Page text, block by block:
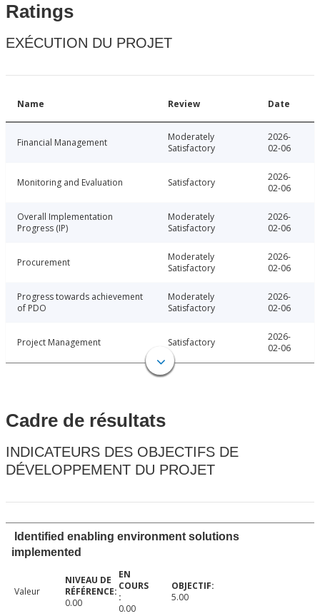
Ratings
EXÉCUTION DU PROJET
Name Review Date
Financial Management
Moderately
Satisfactory
2026-
02-06
Monitoring and Evaluation Satisfactory
2026-
02-06
Overall Implementation
Progress (IP)
Moderately
Satisfactory
2026-
02-06
Procurement
Moderately
Satisfactory
2026-
02-06
Progress towards achievement
of PDO
Moderately
Satisfactory
2026-
02-06
Project Management Satisfactory
2026-
02-06
Cadre de résultats
INDICATEURS DES OBJECTIFS DE
DÉVELOPPEMENT DU PROJET
Identified enabling environment solutions
implemented
Valeur
0.00
0.00
5.00